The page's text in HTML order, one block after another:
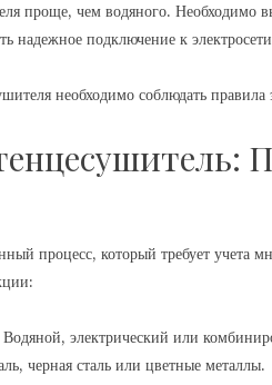
проще, чем водяного. Необходимо
надежное подключение к
необходимо соблюдать правила
процесс, который требует учета
Водяной, электрический или
черная сталь или цветные металлы.